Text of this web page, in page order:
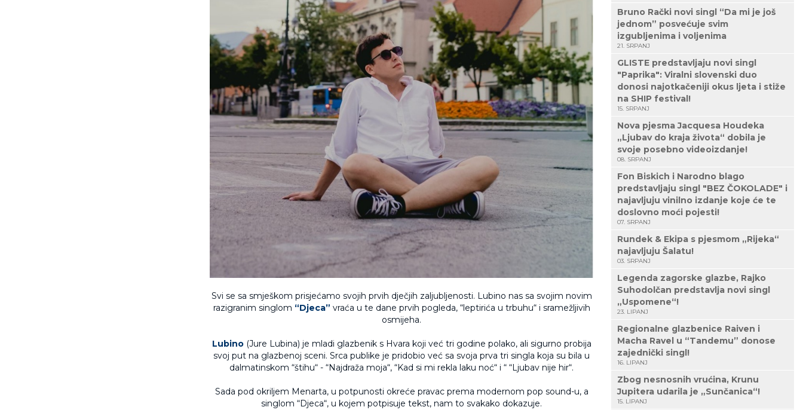
Svi se sa smješkom prisjećamo svojih prvih dječjih zaljubljenosti. Lubino nas sa svojim novim
razigranim singlom “Djeca” vraća u te dane prvih pogleda, “leptirića u trbuhu“ i sramežljivih
osmijeha.
Lubino(Jure Lubina) je mladi glazbenik s Hvara koji već tri godine polako, ali sigurno probija
svoj put na glazbenoj sceni. Srca publike je pridobio već sa svoja prva tri singla koja su bila u
dalmatinskom “štihu“ - “Najdraža moja“, “Kad si mi rekla laku noć“ i “ “Ljubav nije hir“.
Sada pod okriljem Menarta, u potpunosti okreće pravac prema modernom pop sound-u, a
singlom “Djeca“, u kojem potpisuje tekst, nam to svakako dokazuje.
Bruno Rački novi singl “Da mi je još
jednom” posvećuje svim
izgubljenima i voljenima
21. SRPANJ
GLISTE predstavljaju novi singl
"Paprika": Viralni slovenski duo
donosi najotkačeniji okus ljeta i stiže
na SHIP festival!
15. SRPANJ
Nova pjesma Jacquesa Houdeka
„Ljubav do kraja života“ dobila je
svoje posebno videoizdanje!
08. SRPANJ
Fon Biskich i Narodno blago
predstavljaju singl "BEZ ČOKOLADE" i
najavljuju vinilno izdanje koje će te
doslovno moći pojesti!
07. SRPANJ
Rundek & Ekipa s pjesmom „Rijeka“
najavljuju Šalatu!
03. SRPANJ
Legenda zagorske glazbe, Rajko
Suhodolčan predstavlja novi singl
„Uspomene“!
23. LIPANJ
Regionalne glazbenice Raiven i
Macha Ravel u “Tandemu” donose
zajednički singl!
16. LIPANJ
Zbog nesnosnih vrućina, Krunu
Jupitera udarila je „Sunčanica“!
15. LIPANJ